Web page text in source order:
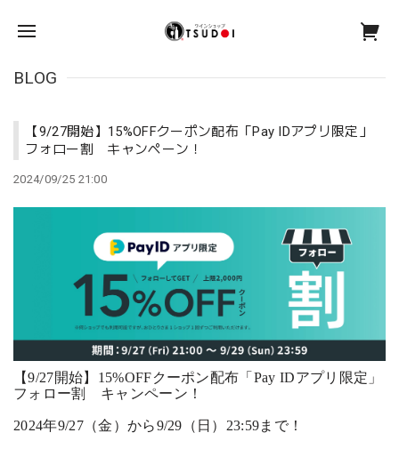
BLOG
【9/27開始】15%OFFクーポン配布「Pay IDアプリ限定」
フォロー割 キャンペーン！
2024/09/25 21:00
【9/27開始】 15%OFFクーポン配布「 Pay IDアプリ限定」
フォロー割 キャンペーン！
2024年9/27（金）から9/29 （日） 23:59まで！